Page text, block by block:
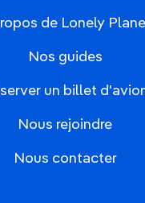
de Lonely
Nos guides
un billet
Nous rejoindre
Nous contacter